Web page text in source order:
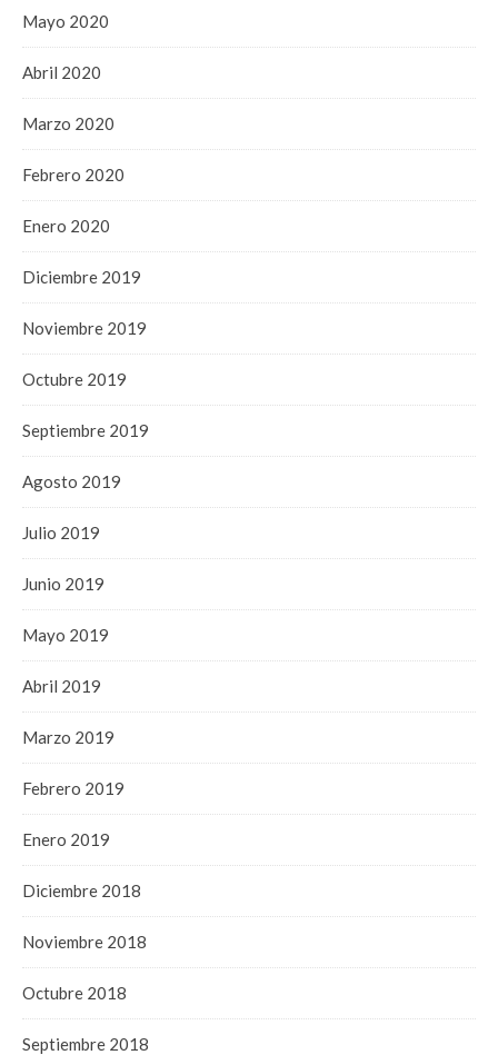
Mayo 2020
Abril 2020
Marzo 2020
Febrero 2020
Enero 2020
Diciembre 2019
Noviembre 2019
Octubre 2019
Septiembre 2019
Agosto 2019
Julio 2019
Junio 2019
Mayo 2019
Abril 2019
Marzo 2019
Febrero 2019
Enero 2019
Diciembre 2018
Noviembre 2018
Octubre 2018
Septiembre 2018